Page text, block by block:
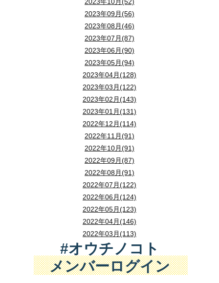
2023年09月(56)
2023年08月(46)
2023年07月(87)
2023年06月(90)
2023年05月(94)
2023年04月(128)
2023年03月(122)
2023年02月(143)
2023年01月(131)
2022年12月(114)
2022年11月(91)
2022年10月(91)
2022年09月(87)
2022年08月(91)
2022年07月(122)
2022年06月(124)
2022年05月(123)
2022年04月(146)
2022年03月(113)
#オウチノコト
メンバーログイン